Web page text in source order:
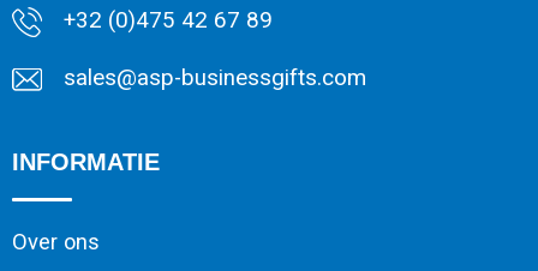
+32 (0)475 42 67 89
sales@asp-businessgifts.com
INFORMATIE
Over ons